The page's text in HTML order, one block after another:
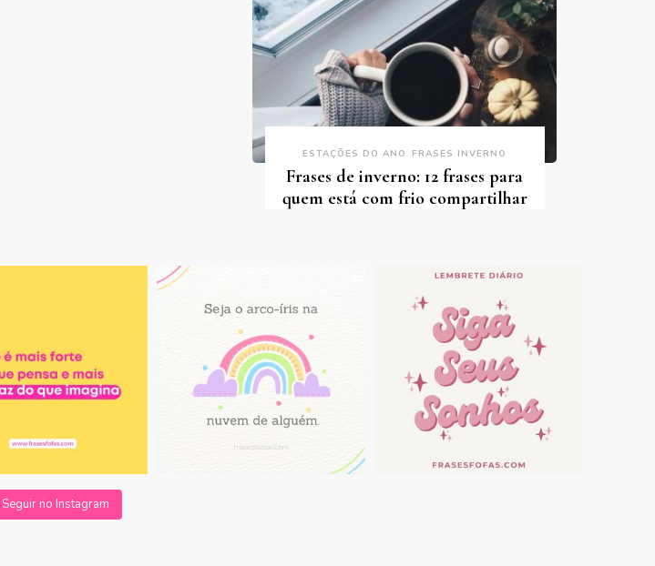
ESTAÇÕES DO ANO FRASES INVERNO
Frases de inverno: 12 frases para
quem está com frio compartilhar
Seguir no Instagram